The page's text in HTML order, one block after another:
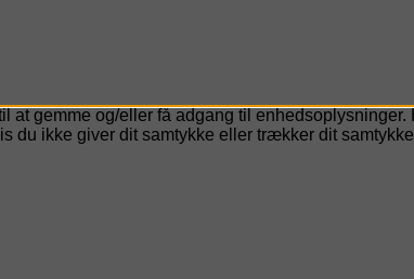
gemme og/eller få adgang til
du ikke giver dit samtykke eller trækker dit